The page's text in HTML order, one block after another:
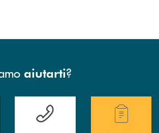
aiutarti?
delle filiali della Banca.
Hai bisogno di assistenza immediata?
Hai bisogno di